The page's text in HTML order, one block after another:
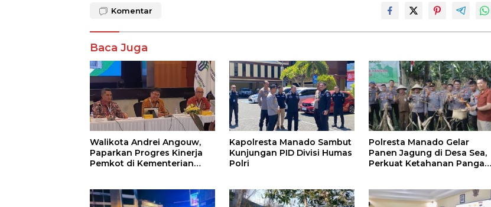
Komentar
Baca Juga
Walikota Andrei Angouw,
Paparkan Progres Kinerja
Pemkot di Kementerian
Kapolresta Manado Sambut
Kunjungan PID Divisi Humas
Polri
Polresta Manado Gelar
Panen Jagung di Desa Sea,
Perkuat Ketahanan Pangan